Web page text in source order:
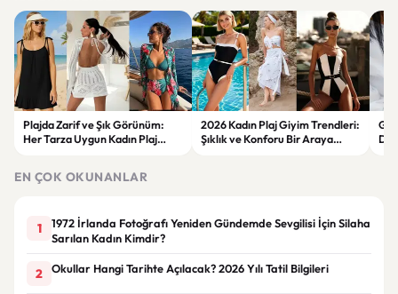
Plajda Zarif ve Şık Görünüm:
Her Tarza Uygun Kadın Plaj
2026 Kadın Plaj Giyim Trendleri:
Şıklık ve Konforu Bir Araya
EN ÇOK OKUNANLAR
1
1972 İrlanda Fotoğrafı Yeniden Gündemde Sevgilisi İçin Silaha
Sarılan Kadın Kimdir?
2 Okullar Hangi Tarihte Açılacak? 2026 Yılı Tatil Bilgileri